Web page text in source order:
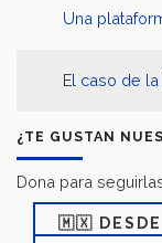
Una
El caso de la
¿TE GUSTAN
Dona para
🇲🇽 DESDE